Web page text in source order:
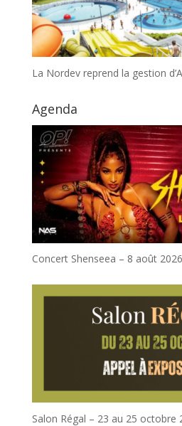
La Nordev reprend la gestion
Agenda
Concert Shenseea – 8 août 2026
Salon Régal – 23 au 25 octobre